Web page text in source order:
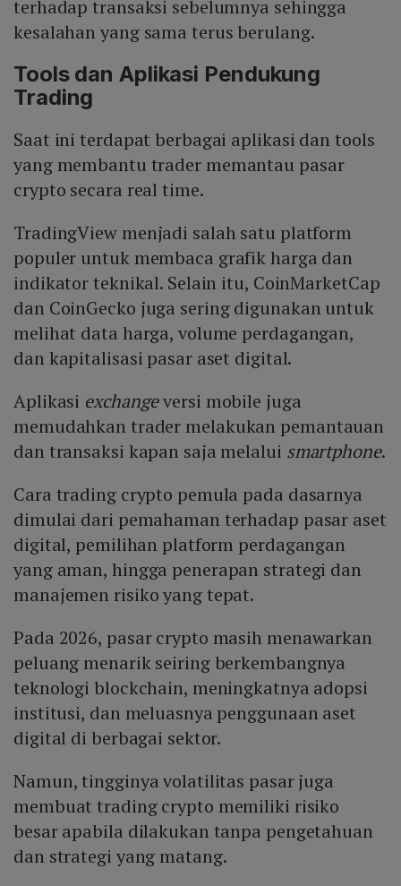
terhadap transaksi sebelumnya sehingga
kesalahan yang sama terus berulang.
Tools dan Aplikasi Pendukung
Trading
Saat ini terdapat berbagai aplikasi dan tools
yang membantu trader memantau pasar
crypto secara real time.
TradingView menjadi salah satu platform
populer untuk membaca grafik harga dan
indikator teknikal. Selain itu, CoinMarketCap
dan CoinGecko juga sering digunakan untuk
melihat data harga, volume perdagangan,
dan kapitalisasi pasar aset digital.
Aplikasi exchangeversi mobile juga
memudahkan trader melakukan pemantauan
dan transaksi kapan saja melalui smartphone.
Cara trading crypto pemula pada dasarnya
dimulai dari pemahaman terhadap pasar aset
digital, pemilihan platform perdagangan
yang aman, hingga penerapan strategi dan
manajemen risiko yang tepat.
Pada 2026, pasar crypto masih menawarkan
peluang menarik seiring berkembangnya
teknologi blockchain, meningkatnya adopsi
institusi, dan meluasnya penggunaan aset
digital di berbagai sektor.
Namun, tingginya volatilitas pasar juga
membuat trading crypto memiliki risiko
besar apabila dilakukan tanpa pengetahuan
dan strategi yang matang.